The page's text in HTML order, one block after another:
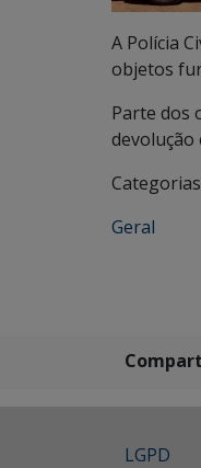
A Polícia
objetos
Parte dos
devolução
Geral
LGPD